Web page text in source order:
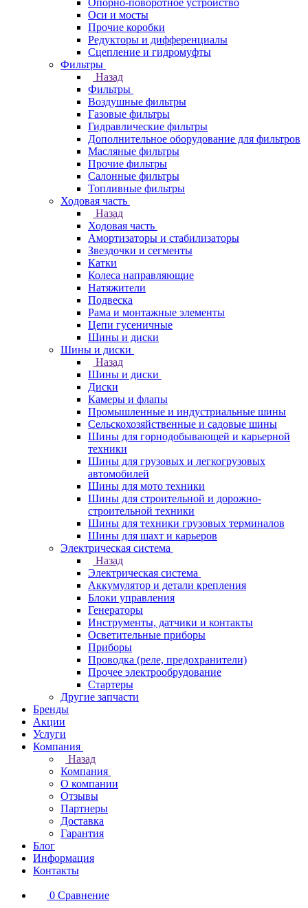
Опорно-поворотное устройство
Оси и мосты
Прочие коробки
Редукторы и дифференциалы
Сцепление и гидромуфты
Фильтры
Назад
Фильтры
Воздушные фильтры
Газовые фильтры
Гидравлические фильтры
Дополнительное оборудование для фильтров
Масляные фильтры
Прочие фильтры
Салонные фильтры
Топливные фильтры
Ходовая часть
Назад
Ходовая часть
Амортизаторы и стабилизаторы
Звездочки и сегменты
Катки
Колеса направляющие
Натяжители
Подвеска
Рама и монтажные элементы
Цепи гусеничные
Шины и диски
Шины и диски
Назад
Шины и диски
Диски
Камеры и флапы
Промышленные и индустриальные шины
Сельскохозяйственные и садовые шины
Шины для горнодобывающей и карьерной
техники
Шины для грузовых и легкогрузовых
автомобилей
Шины для мото техники
Шины для строительной и дорожно-
строительной техники
Шины для техники грузовых терминалов
Шины для шахт и карьеров
Электрическая система
Назад
Электрическая система
Аккумулятор и детали крепления
Блоки управления
Генераторы
Инструменты, датчики и контакты
Осветительные приборы
Приборы
Проводка (реле, предохранители)
Прочее электрообрудование
Стартеры
Другие запчасти
Бренды
Акции
Услуги
Компания
Назад
Компания
О компании
Отзывы
Партнеры
Доставка
Гарантия
Блог
Информация
Контакты
0 Сравнение